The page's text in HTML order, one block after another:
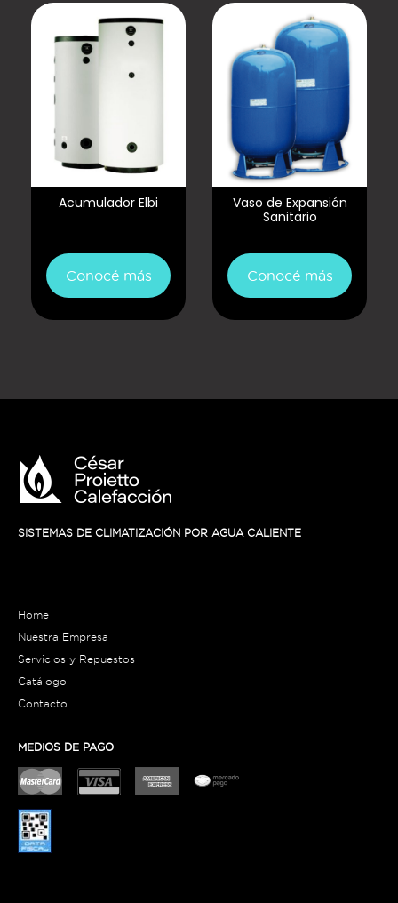
Conocé más
Acumulador Elbi
Conocé más
Vaso de Expansión
Sanitario
SISTEMAS DE CLIMATIZACIÓN POR AGUA CALIENTE
Home
Nuestra Empresa
Servicios y Repuestos
Catálogo
Contacto
MEDIOS DE PAGO